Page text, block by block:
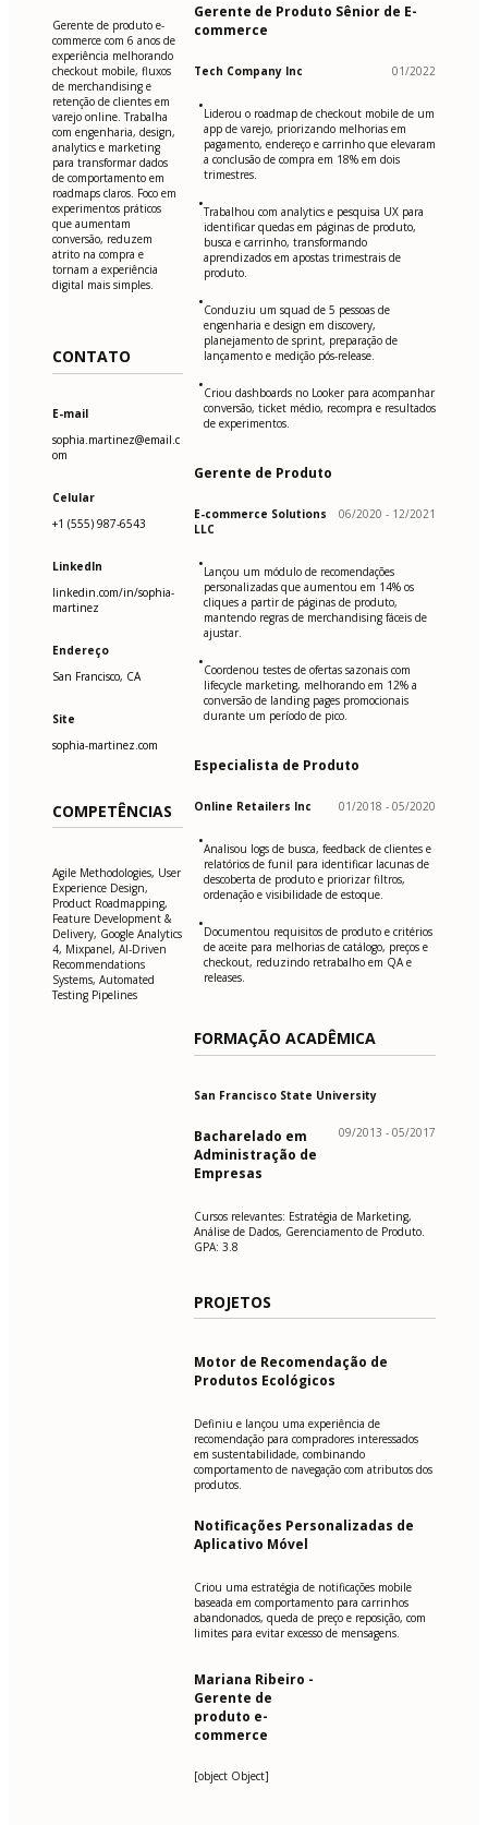
Gerente de produto e-
commerce com 6 anos de
experiência melhorando
checkout mobile, fluxos
de merchandising e
retenção de clientes em
varejo online. Trabalha
com engenharia, design,
analytics e marketing
para transformar dados
de comportamento em
roadmaps claros. Foco em
experimentos práticos
que aumentam
conversão, reduzem
atrito na compra e
tornam a experiência
digital mais simples.
CONTATO
E-mail
sophia.martinez@email.c
om
Celular
+1 (555) 987-6543
LinkedIn
linkedin.com/in/sophia-
martinez
Endereço
San Francisco, CA
Site
sophia-martinez.com
COMPETÊNCIAS
Agile Methodologies, User
Experience Design,
Product Roadmapping,
Feature Development &
Delivery, Google Analytics
4, Mixpanel, AI-Driven
Recommendations
Systems, Automated
Testing Pipelines
Gerente de Produto Sênior de E-
commerce
Tech Company Inc 01/2022
•Liderou o roadmap de checkout mobile de um
app de varejo, priorizando melhorias em
pagamento, endereço e carrinho que elevaram
a conclusão de compra em 18% em dois
trimestres.
•Trabalhou com analytics e pesquisa UX para
identificar quedas em páginas de produto,
busca e carrinho, transformando
aprendizados em apostas trimestrais de
produto.
•Conduziu um squad de 5 pessoas de
engenharia e design em discovery,
planejamento de sprint, preparação de
lançamento e medição pós-release.
•Criou dashboards no Looker para acompanhar
conversão, ticket médio, recompra e resultados
de experimentos.
Gerente de Produto
E-commerce Solutions
LLC
06/2020 - 12/2021
•Lançou um módulo de recomendações
personalizadas que aumentou em 14% os
cliques a partir de páginas de produto,
mantendo regras de merchandising fáceis de
ajustar.
•Coordenou testes de ofertas sazonais com
lifecycle marketing, melhorando em 12% a
conversão de landing pages promocionais
durante um período de pico.
Especialista de Produto
Online Retailers Inc 01/2018 - 05/2020
•Analisou logs de busca, feedback de clientes e
relatórios de funil para identificar lacunas de
descoberta de produto e priorizar filtros,
ordenação e visibilidade de estoque.
•Documentou requisitos de produto e critérios
de aceite para melhorias de catálogo, preços e
checkout, reduzindo retrabalho em QA e
releases.
FORMAÇÃO ACADÊMICA
San Francisco State University
Bacharelado em
Administração de
Empresas
09/2013 - 05/2017
Cursos relevantes: Estratégia de Marketing,
Análise de Dados, Gerenciamento de Produto.
GPA: 3.8
PROJETOS
Motor de Recomendação de
Produtos Ecológicos
Definiu e lançou uma experiência de
recomendação para compradores interessados
em sustentabilidade, combinando
comportamento de navegação com atributos dos
produtos.
Notificações Personalizadas de
Aplicativo Móvel
Criou uma estratégia de notificações mobile
baseada em comportamento para carrinhos
abandonados, queda de preço e reposição, com
limites para evitar excesso de mensagens.
Mariana Ribeiro -
Gerente de
produto e-
commerce
[object Object]